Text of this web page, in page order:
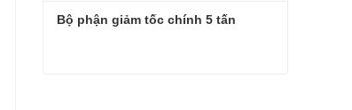
Bộ phận giảm tốc chính 5 tấn